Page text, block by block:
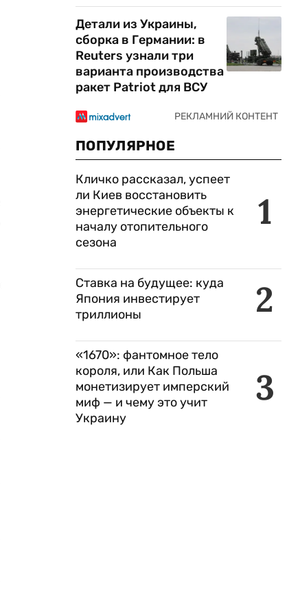
Детали из Украины,
сборка в Германии: в
Reuters узнали три
варианта производства
ракет Patriot для ВСУ
ПОПУЛЯРНОЕ
1
Кличко рассказал, успеет
ли Киев восстановить
энергетические объекты к
началу отопительного
сезона
2
Ставка на будущее: куда
Япония инвестирует
триллионы
3
«1670»: фантомное тело
короля, или Как Польша
монетизирует имперский
миф — и чему это учит
Украину